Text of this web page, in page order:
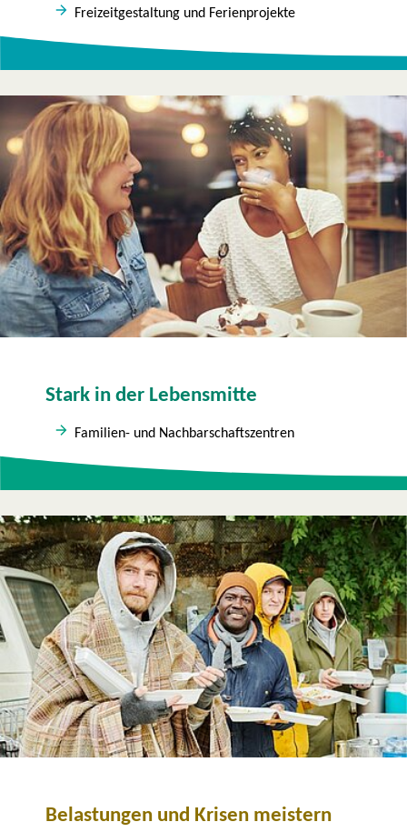
Freizeitgestaltung und Ferienprojekte
Stark in der Lebensmitte
Familien- und Nachbarschaftszentren
Belastungen und Krisen meistern